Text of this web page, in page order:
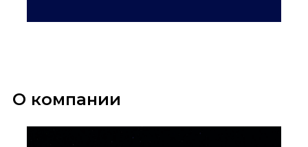
О компании